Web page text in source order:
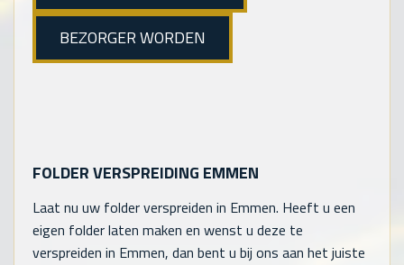
BEZORGER WORDEN
FOLDER VERSPREIDING EMMEN
Laat nu uw folder verspreiden in Emmen. Heeft u een
eigen folder laten maken en wenst u deze te
verspreiden in Emmen, dan bent u bij ons aan het juiste